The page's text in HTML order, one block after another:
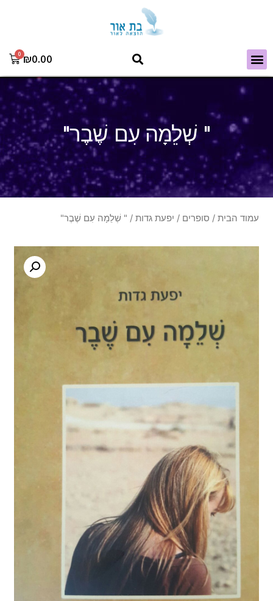
₪0.00
" שְׁלֵמָה עִם שֶׁבֶר"
עמוד הבית / סופרים / יפעת גדות / " שְׁלֵמָה עִם שֶׁבֶר"